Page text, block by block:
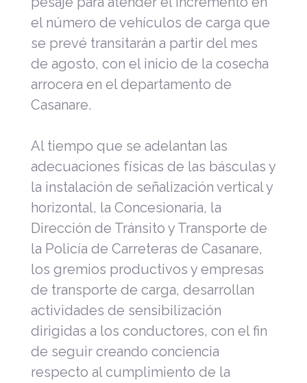
el número de vehículos de carga que
se prevé transitarán a partir del mes
de agosto, con el inicio de la cosecha
arrocera en el departamento de
Casanare.
Al tiempo que se adelantan las
adecuaciones físicas de las básculas y
la instalación de señalización vertical y
horizontal, la Concesionaria, la
Dirección de Tránsito y Transporte de
la Policía de Carreteras de Casanare,
los gremios productivos y empresas
de transporte de carga, desarrollan
actividades de sensibilización
dirigidas a los conductores, con el fin
de seguir creando conciencia
respecto al cumplimiento de la